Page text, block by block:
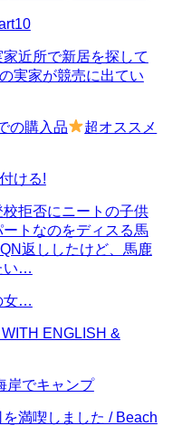
家近所で新居を探して
実家が競売に出てい
の購入品
超オススメ
ける!
拒否にニートの子供
トなのをディスる馬
返ししたけど、馬鹿
い…
女…
WITH ENGLISH &
岸でキャンプ
を満喫しました / Beach